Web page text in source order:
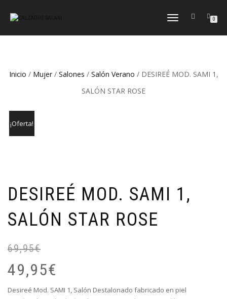
CAMBIAR
0
Inicio / Mujer/ Salones / Salón Verano / DESIREÉ MOD. SAMI 1,
SALÓN STAR ROSE
¡Oferta!
DESIREÉ MOD. SAMI 1,
SALÓN STAR ROSE
69,95€
49,95€
Desireé Mod. SAMI 1, Salón Destalonado fabricado en piel